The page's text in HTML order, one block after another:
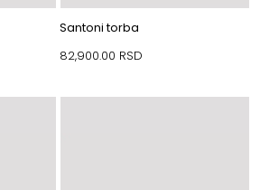
Santoni torba
82,900.00 RSD